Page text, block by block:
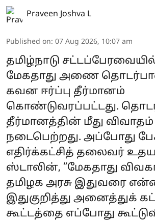
Praveen Joshva L
Published on: 07 Aug 2026, 10:07 am
தமிழ்நாடு
மேகதாது அணை தொடர்பான
கவன ஈர்ப்பு தீர்மானம்
கொண்டுவரப்பட்டது.
தீர்மானத்தின் மீது விவாதம்
நடைபெற்றது. அப்போது
எதிர்க்கட்சித் தலைவர்
ஸ்டாலின், ”மேகதாது
தமிழக அரசு இதுவரை
இதுகுறித்து அனைத்துக்
கூட்டத்தை எப்போது